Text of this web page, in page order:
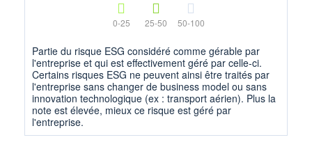
50-100
25-50
0-25
Partie du risque ESG considéré comme gérable par
l'entreprise et qui est effectivement géré par celle-ci.
Certains risques ESG ne peuvent ainsi être traités par
l'entreprise sans changer de business model ou sans
innovation technologique (ex : transport aérien). Plus la
note est élevée, mieux ce risque est géré par
l'entreprise.